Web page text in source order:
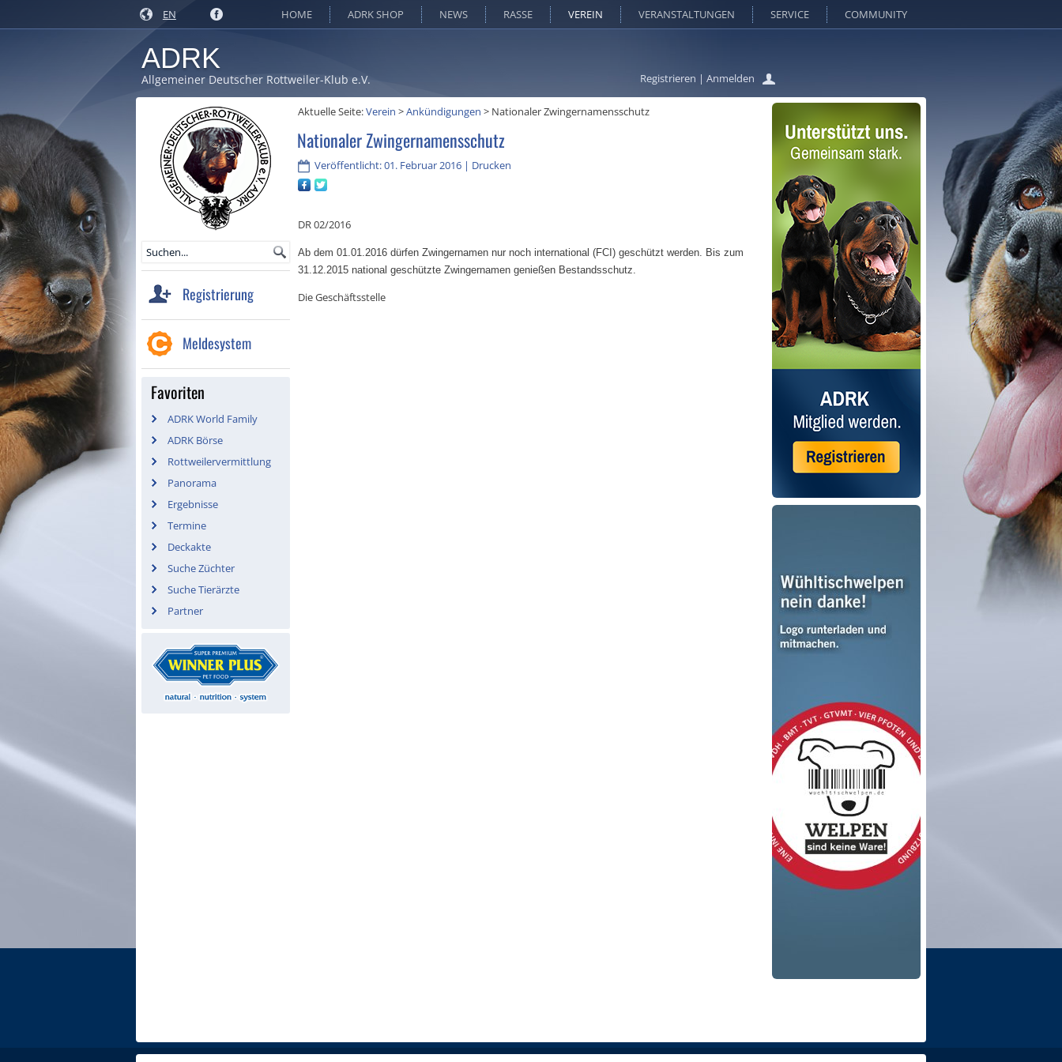
EN
Registrieren | Anmelden
HOME ADRK SHOP NEWS RASSE VEREIN VERANSTALTUNGEN SERVICE COMMUNITY
ADRK
Allgemeiner Deutscher Rottweiler-Klub e.V.
Registrierung
Meldesystem
Favoriten
ADRK World Family
ADRK Börse
Rottweilervermittlung
Panorama
Ergebnisse
Termine
Deckakte
Suche Züchter
Suche Tierärzte
Partner
Aktuelle Seite:Verein >Ankündigungen > Nationaler Zwingernamensschutz
Nationaler Zwingernamensschutz
Veröffentlicht: 01. Februar 2016 | Drucken
DR 02/2016
Ab dem 01.01.2016 dürfen Zwingernamen nur noch international (FCI) geschützt werden. Bis zum
31.12.2015 national geschützte Zwingernamen genießen Bestandsschutz.
Die Geschäftsstelle